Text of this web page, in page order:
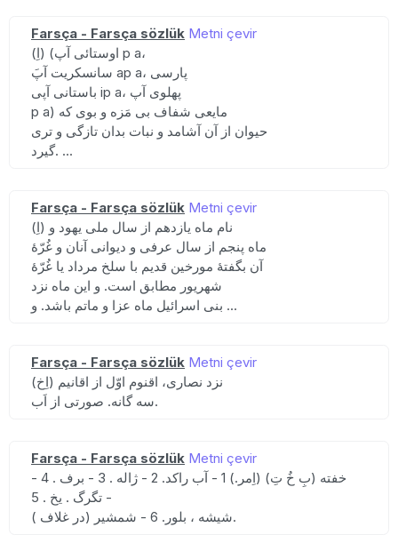
Farsça - Farsça sözlük Metni çevir
(اِ) (اوستائی آپ p a،
سانسکریت آپَ ap a، پارسی
باستانی آپی ip a، پهلوی آپ
p a) مایعی شفاف بی مَزه و بوی که
حیوان از آن آشامد و نبات بدان تازگی و تری
گیرد. ...
Farsça - Farsça sözlük Metni çevir
(اِ) نام ماه یازدهم از سال ملی یهود و
ماه پنجم از سال عرفی و دیوانی آنان و غُرّهٔ
آن بگفتهٔ مورخین قدیم با سلخ مرداد یا غُرّهٔ
شهریور مطابق است. و این ماه نزد
بنی اسرائیل ماه عزا و ماتم باشد. و ...
Farsça - Farsça sözlük Metni çevir
(اِخ) نزد نصاری، اقنوم اوّل از اقانیم
سه گانه. صورتی از اَب.
Farsça - Farsça sözlük Metni çevir
خفته (بِ خُ تِ) (اِمر.) 1 - آب راکد. 2 - ژاله . 3 - برف . 4 -
تگرگ . یخ . 5 -
شیشه ، بلور. 6 - شمشیر (در غلاف ).